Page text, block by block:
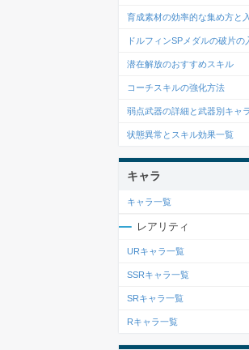
育成素材の効率的な集め方と
ドルフィンSPメダルの破片の
潜在解放のおすすめスキル
コーチスキルの強化方法
弱点武器の詳細と武器別キャ
状態異常とスキル効果一覧
キャラ
キャラ一覧
レアリティ
URキャラ一覧
SSRキャラ一覧
SRキャラ一覧
Rキャラ一覧